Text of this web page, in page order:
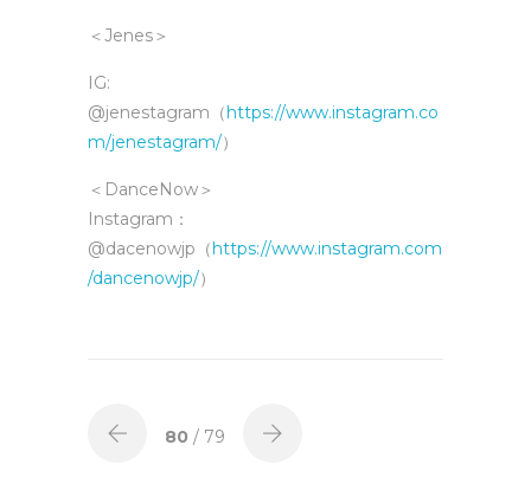
＜Jenes＞
IG:
@jenestagram（https://www.instagram.co
m/jenestagram/）
＜DanceNow＞
Instagram：
@dacenowjp（https://www.instagram.com
/dancenowjp/）
80 / 79